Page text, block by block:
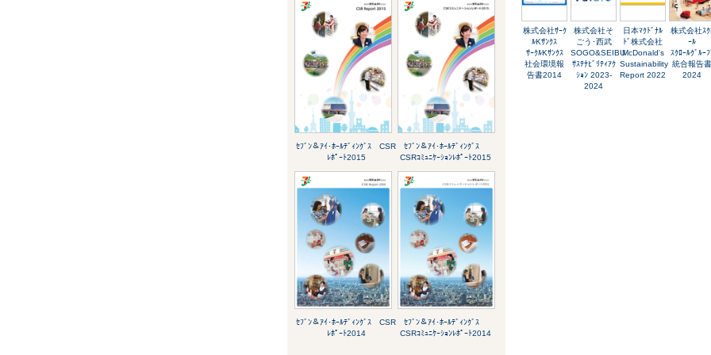
ｾﾌﾞﾝ＆ｱｲ･ﾎｰﾙﾃﾞｨﾝｸﾞｽ CSR
ﾚﾎﾟｰﾄ2015
ｾﾌﾞﾝ＆ｱｲ･ﾎｰﾙﾃﾞｨﾝｸﾞｽ
CSRｺﾐｭﾆｹｰｼｮﾝﾚﾎﾟｰﾄ2015
ｾﾌﾞﾝ＆ｱｲ･ﾎｰﾙﾃﾞｨﾝｸﾞｽ CSR
ﾚﾎﾟｰﾄ2014
ｾﾌﾞﾝ＆ｱｲ･ﾎｰﾙﾃﾞｨﾝｸﾞｽ
CSRｺﾐｭﾆｹｰｼｮﾝﾚﾎﾟｰﾄ2014
株式会社ｻｰｸ
ﾙKｻﾝｸｽ
ｻｰｸﾙKｻﾝｸｽ
社会環境報
告書2014
株式会社そ
ごう･西武
SOGO&SEIBU
ｻｽﾃﾅﾋﾞﾘﾃｨｱｸ
ｼｮﾝ 2023-
2024
日本ﾏｸﾄﾞﾅﾙ
ﾄﾞ株式会社
McDonald's
Sustainability
Report 2022
株式会社ｽｸ
ｰﾙ
ｽｸﾛｰﾙｸﾞﾙｰﾌ
統合報告書
2024